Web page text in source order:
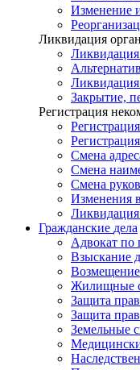
Изменение
Ликвидация
Закрытие,
Регистрация
Смена
Смена
Смена
Гражданские дела
Адвокат по
Взыскание
Жилищные
Защита
Защита
Земельные